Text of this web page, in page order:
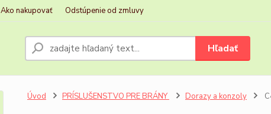
Ako nakupovať Odstúpenie od zmluvy
Hľadať
Úvod PRÍSLUŠENSTVO PRE BRÁNY Dorazy a konzoly